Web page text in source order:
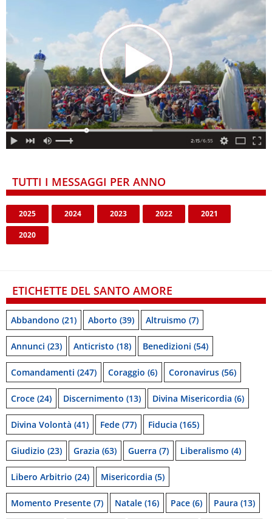
TUTTI I MESSAGGI PER ANNO
2025 2024 2023 2022 2021
2020
ETICHETTE DEL SANTO AMORE
Abbandono (21) Aborto (39) Altruismo (7)
Annunci (23) Anticristo (18) Benedizioni (54)
Comandamenti (247) Coraggio (6) Coronavirus (56)
Croce (24) Discernimento (13) Divina Misericordia (6)
Divina Volontà (41) Fede (77) Fiducia (165)
Giudizio (23) Grazia (63) Guerra (7) Liberalismo (4)
Libero Arbitrio (24) Misericordia (5)
Momento Presente (7) Natale (16) Pace (6) Paura (13)